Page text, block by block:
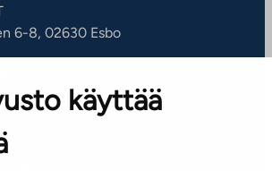
käyttää
6-8, 02630 Esbo